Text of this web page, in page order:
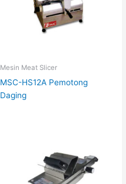
Mesin Meat Slicer
MSC-HS12A Pemotong
Daging